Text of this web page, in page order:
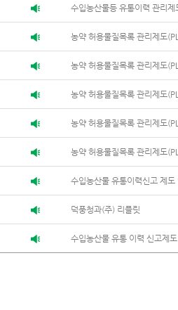
수입농산물등 유통이력 관리
농약 허용물질목록 관리제도
농약 허용물질목록 관리제도
농약 허용물질목록 관리제도
농약 허용물질목록 관리제도
농약 허용물질목록 관리제도
수입농산물 유통이력신고 제도
덕풍청과(주) 리플릿
수입농산물 유통 이력 신고제